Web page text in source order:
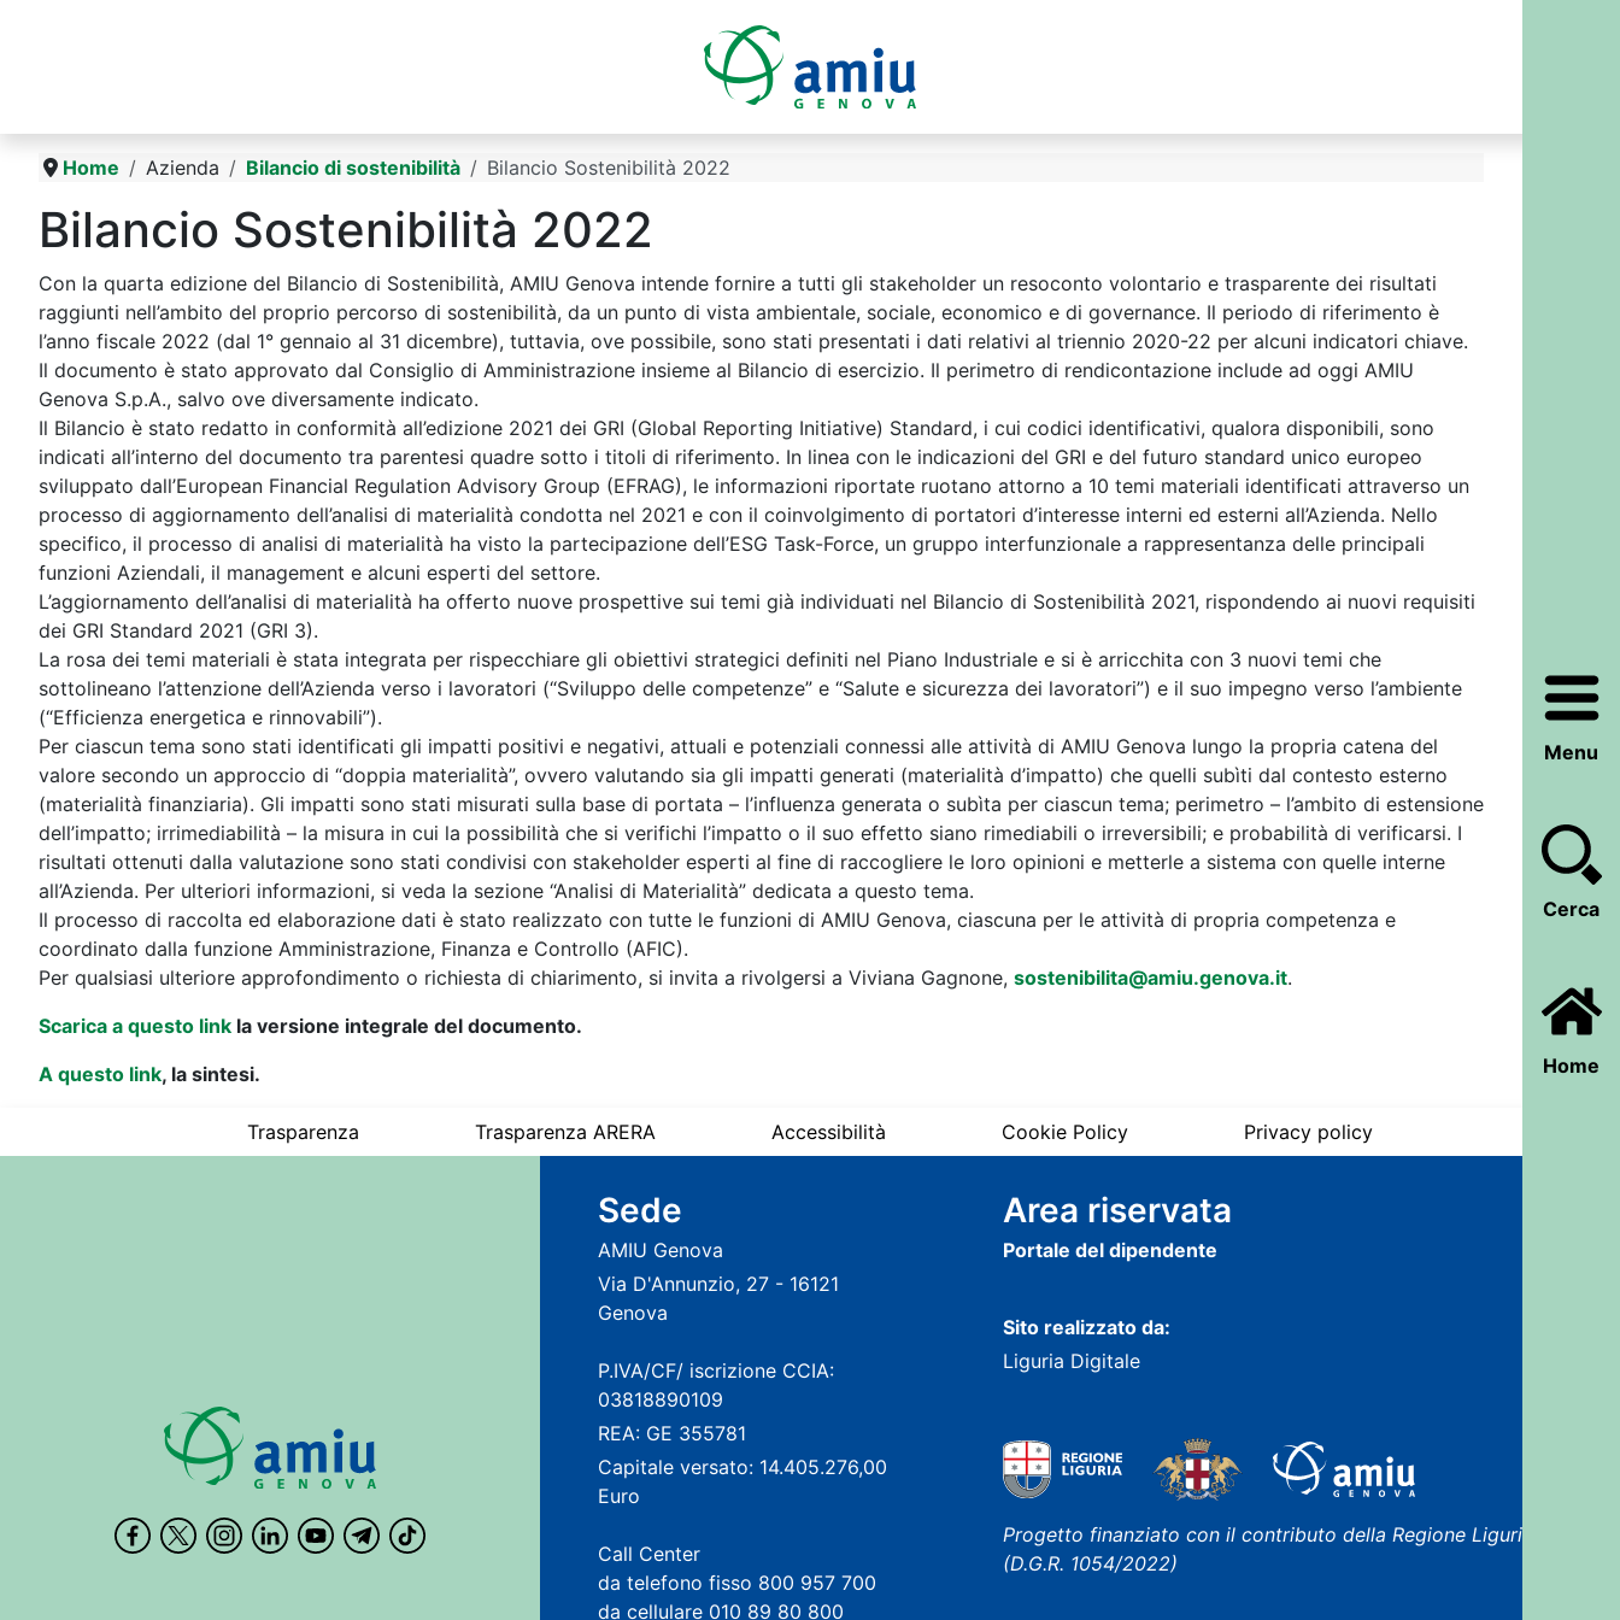
Menu
Cerca
Home
Home Azienda Bilancio di sostenibilità Bilancio Sostenibilità 2022
Bilancio Sostenibilità 2022
Con la quarta edizione del Bilancio di Sostenibilità, AMIU Genova intende fornire a tutti gli stakeholder un resoconto volontario e trasparente dei risultati
raggiunti nell’ambito del proprio percorso di sostenibilità, da un punto di vista ambientale, sociale, economico e di governance. Il periodo di riferimento è
l’anno fiscale 2022 (dal 1° gennaio al 31 dicembre), tuttavia, ove possibile, sono stati presentati i dati relativi al triennio 2020-22 per alcuni indicatori chiave.
Il documento è stato approvato dal Consiglio di Amministrazione insieme al Bilancio di esercizio. Il perimetro di rendicontazione include ad oggi AMIU
Genova S.p.A., salvo ove diversamente indicato.
Il Bilancio è stato redatto in conformità all’edizione 2021 dei GRI (Global Reporting Initiative) Standard, i cui codici identificativi, qualora disponibili, sono
indicati all’interno del documento tra parentesi quadre sotto i titoli di riferimento. In linea con le indicazioni del GRI e del futuro standard unico europeo
sviluppato dall’European Financial Regulation Advisory Group (EFRAG), le informazioni riportate ruotano attorno a 10 temi materiali identificati attraverso un
processo di aggiornamento dell’analisi di materialità condotta nel 2021 e con il coinvolgimento di portatori d’interesse interni ed esterni all’Azienda. Nello
specifico, il processo di analisi di materialità ha visto la partecipazione dell’ESG Task-Force, un gruppo interfunzionale a rappresentanza delle principali
funzioni Aziendali, il management e alcuni esperti del settore.
L’aggiornamento dell’analisi di materialità ha offerto nuove prospettive sui temi già individuati nel Bilancio di Sostenibilità 2021, rispondendo ai nuovi requisiti
dei GRI Standard 2021 (GRI 3).
La rosa dei temi materiali è stata integrata per rispecchiare gli obiettivi strategici definiti nel Piano Industriale e si è arricchita con 3 nuovi temi che
sottolineano l’attenzione dell’Azienda verso i lavoratori (“Sviluppo delle competenze” e “Salute e sicurezza dei lavoratori”) e il suo impegno verso l’ambiente
(“Efficienza energetica e rinnovabili”).
Per ciascun tema sono stati identificati gli impatti positivi e negativi, attuali e potenziali connessi alle attività di AMIU Genova lungo la propria catena del
valore secondo un approccio di “doppia materialità”, ovvero valutando sia gli impatti generati (materialità d’impatto) che quelli subìti dal contesto esterno
(materialità finanziaria). Gli impatti sono stati misurati sulla base di portata – l’influenza generata o subìta per ciascun tema; perimetro – l’ambito di estensione
dell’impatto; irrimediabilità – la misura in cui la possibilità che si verifichi l’impatto o il suo effetto siano rimediabili o irreversibili; e probabilità di verificarsi. I
risultati ottenuti dalla valutazione sono stati condivisi con stakeholder esperti al fine di raccogliere le loro opinioni e metterle a sistema con quelle interne
all’Azienda. Per ulteriori informazioni, si veda la sezione “Analisi di Materialità” dedicata a questo tema.
Il processo di raccolta ed elaborazione dati è stato realizzato con tutte le funzioni di AMIU Genova, ciascuna per le attività di propria competenza e
coordinato dalla funzione Amministrazione, Finanza e Controllo (AFIC).
Per qualsiasi ulteriore approfondimento o richiesta di chiarimento, si invita a rivolgersi a Viviana Gagnone, sostenibilita@amiu.genova.it.
Scarica a questo link la versione integrale del documento.
A questo link, la sintesi.
Trasparenza Trasparenza ARERA Accessibilità Cookie Policy Privacy policy
Sede
AMIU Genova
Via D'Annunzio, 27 - 16121
Genova
P.IVA/CF/ iscrizione CCIA:
03818890109
REA: GE 355781
Capitale versato: 14.405.276,00
Euro
Call Center
da telefono fisso 800 957 700
da cellulare 010 89 80 800
Area riservata
Portale del dipendente
Sito realizzato da:
Liguria Digitale
Progetto finanziato con il contributo della Regione Liguria
(D.G.R. 1054/2022)